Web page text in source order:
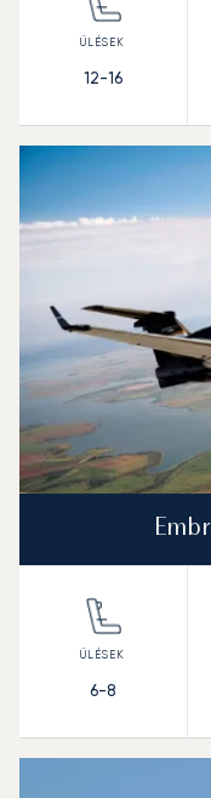
12-16
6-8